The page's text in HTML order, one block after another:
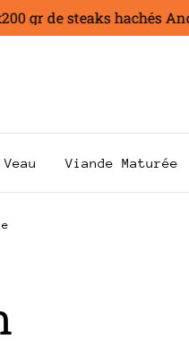
gr de steaks hachés
Veau Viande Maturée